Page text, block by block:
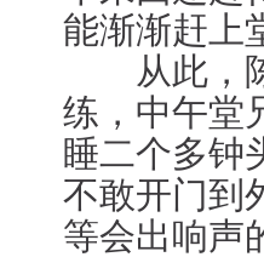
能渐渐赶上
从此，陈
练，中午堂
睡二个多钟
不敢开门到
等会出响声